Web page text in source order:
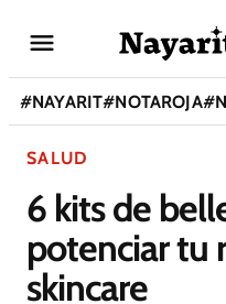
#NAYARIT#NOTAROJA#
SALUD
6 kits de
potenciar tu
skincare